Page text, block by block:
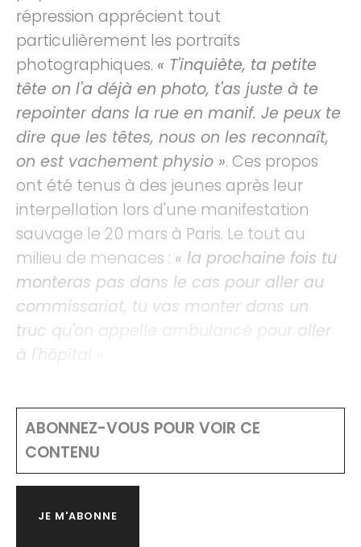
répression apprécient tout
particulièrement les portraits
photographiques. « T'inquiète, ta petite
tête on l'a déjà en photo, t'as juste à te
repointer dans la rue en manif. Je peux te
dire que les têtes, nous on les reconnaît,
on est vachement physio ». Ces propos
ont été tenus à des jeunes après leur
interpellation lors d'une manifestation
sauvage le 20 mars à Paris. Le tout au
milieu de menaces : « la prochaine fois tu
monteras pas dans le cas pour aller au
commissariat, tu vas monter dans un
truc qu'on appelle ambulance pour aller
à l'hôpital »
ABONNEZ-VOUS POUR VOIR CE
CONTENU
JE M'ABONNE